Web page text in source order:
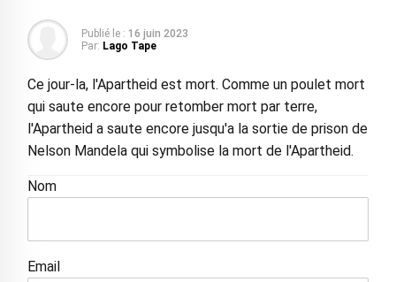
Publié le : 16 juin 2023
Par: Lago Tape
Ce jour-la, l'Apartheid est mort. Comme un poulet mort
qui saute encore pour retomber mort par terre,
l'Apartheid a saute encore jusqu'a la sortie de prison de
Nelson Mandela qui symbolise la mort de l'Apartheid.
Nom
Email